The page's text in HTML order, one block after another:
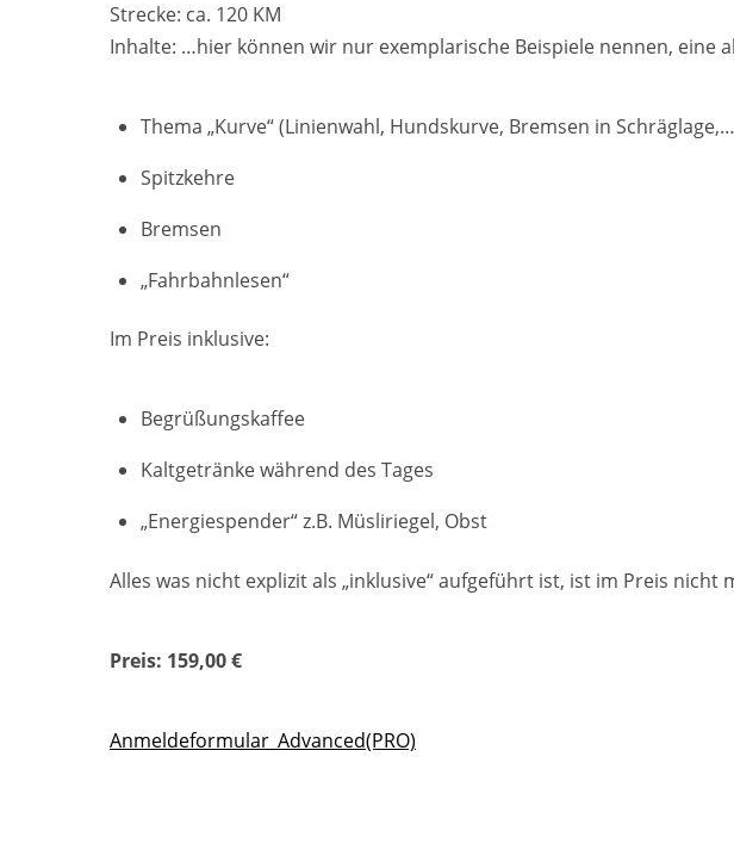
Strecke: ca. 120 KM
Inhalte: …hier können wir nur exemplarische Beispiele nennen, eine
Thema „Kurve“ (Linienwahl, Hundskurve, Bremsen in
Spitzkehre
Bremsen
„Fahrbahnlesen“
Im Preis inklusive:
Begrüßungskaffee
Kaltgetränke während des Tages
„Energiespender“ z.B. Müsliriegel, Obst
Alles was nicht explizit als „inklusive“ aufgeführt ist, ist im Preis
Preis: 159,00 €
Anmeldeformular_Advanced(PRO)